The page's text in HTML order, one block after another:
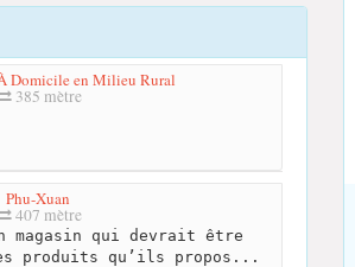
Domicile en Milieu Rural
385 mètre
Phu-Xuan
407 mètre
magasin qui devrait être
produits qu’ils propos...